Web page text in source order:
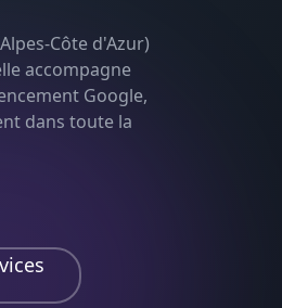
Côte d'Azur)
accompagne
Google,
dans toute la